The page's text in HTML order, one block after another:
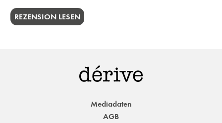
REZENSION LESEN
Mediadaten
AGB